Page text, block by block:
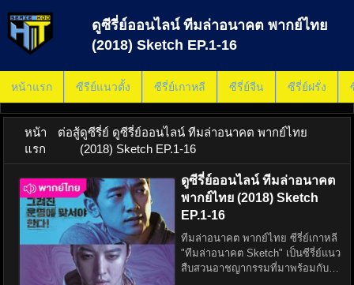
ดูซีรี่ย์ออนไลน์ ทีมล่าอนาคต พากย์ไทย
(2018) Sketch EP.1-16
หน้าแรก ซีรีย์แนวตั้ง ซีรี่ย์เกาหลี ซีรี่ย์จีน ซีรี่ย์ฝรั่ง
หน้า
แรก
ต่อสู้ดูซีรี่ย์ ดูซีรี่ย์ออนไลน์ ทีมล่าอนาคต พากย์ไทย
(2018) Sketch EP.1-16
ดูซีรี่ย์ออนไลน์ ทีมล่าอนาคต
พากย์ไทย (2018) Sketch
EP.1-16
ทีมล่าอนาคต พากย์ไทย ซีรี่ย์เกาหลี
"ทีมล่าอนาคต Sketch" เป็นซีรี่ย์แนว
สืบสวนอาชญากรรมที่มาพร้อมกับ